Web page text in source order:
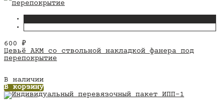
600 ₽
Цевьё АКМ со ствольной накладкой фанера под
перепокрытие
В наличии
В корзину